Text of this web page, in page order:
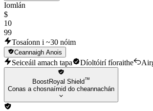
Iomlán
$
10
99
Tosaíonn i ~30 nóim
Ceannaigh Anois
Seiceáil amach tapa Díoltóirí fíoraithe
BoostRoyal Shield™
Conas a chosnaímid do cheannachán